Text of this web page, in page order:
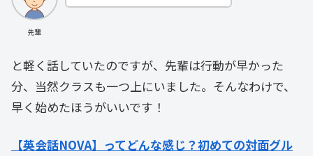
先輩
と軽く話していたのですが、先輩は行動が早かった
分、当然クラスも一つ上にいました。そんなわけで、
早く始めたほうがいいです！
【英会話NOVA】ってどんな感じ？初めての対面グル